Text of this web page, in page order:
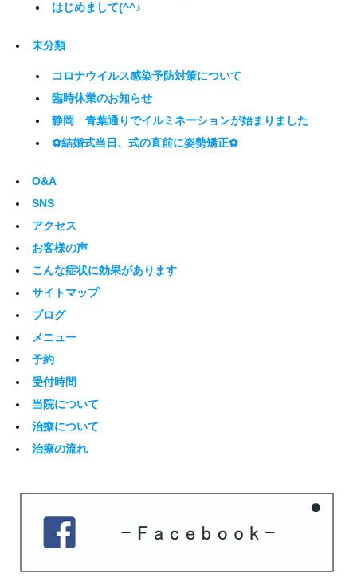
はじめまして(^^♪
未分類
コロナウイルス感染予防対策について
臨時休業のお知らせ
静岡 青葉通りでイルミネーションが始まりました
✿結婚式当日、式の直前に姿勢矯正✿
O&A
SNS
アクセス
お客様の声
こんな症状に効果があります
サイトマップ
ブログ
メニュー
予約
受付時間
当院について
治療について
治療の流れ